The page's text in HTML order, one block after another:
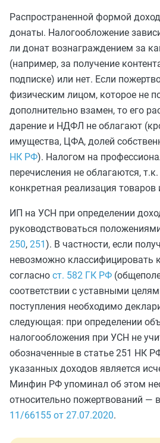
Распространенной формой
донаты. Налогообложение
ли донат вознаграждением за
(например, за получение
подписке) или нет. Если
физическим лицом, которое не
дополнительно взамен, то его
дарение и НДФЛ не облагают
имущества, ЦФА, долей
НК РФ). Налогом на
перечисления не облагаются, т.к.
конкретная реализация товаров
ИП на УСН при определении
руководствоваться
250, 251). В частности, если
невозможно классифицировать
согласно ст. 582 ГК РФ
соответствии с уставными
поступления необходимо
следующая: при определении
налогообложения при УСН не
обозначенные в статье 251 НК
указанных доходов является
Минфин РФ упоминал об этом
относительно пожертвований — в
11/66155 от 27.07.2020.